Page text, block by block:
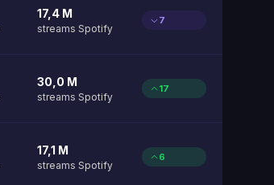
17,4 M
streams Spotify
7
30,0 M
streams Spotify
17
17,1 M
streams Spotify
6